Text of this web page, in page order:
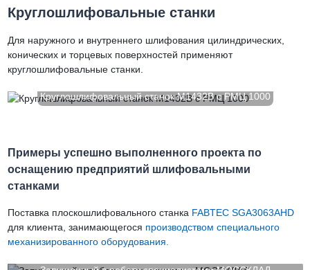
Круглошлифовальные станки
Для наружного и внутреннего шлифования цилиндрических,
конических и торцевых поверхностей применяют
круглошлифовальные станки.
Круглошлифовальный станок M1432B с РМЦ 1000
Примеры успешно выполненного проекта по
оснащению предприятий шлифовальными
станками
Поставка плоскошлифовального станка FABTEC SGA3063AHD
для клиента, занимающегося производством специального
механизированного оборудования.